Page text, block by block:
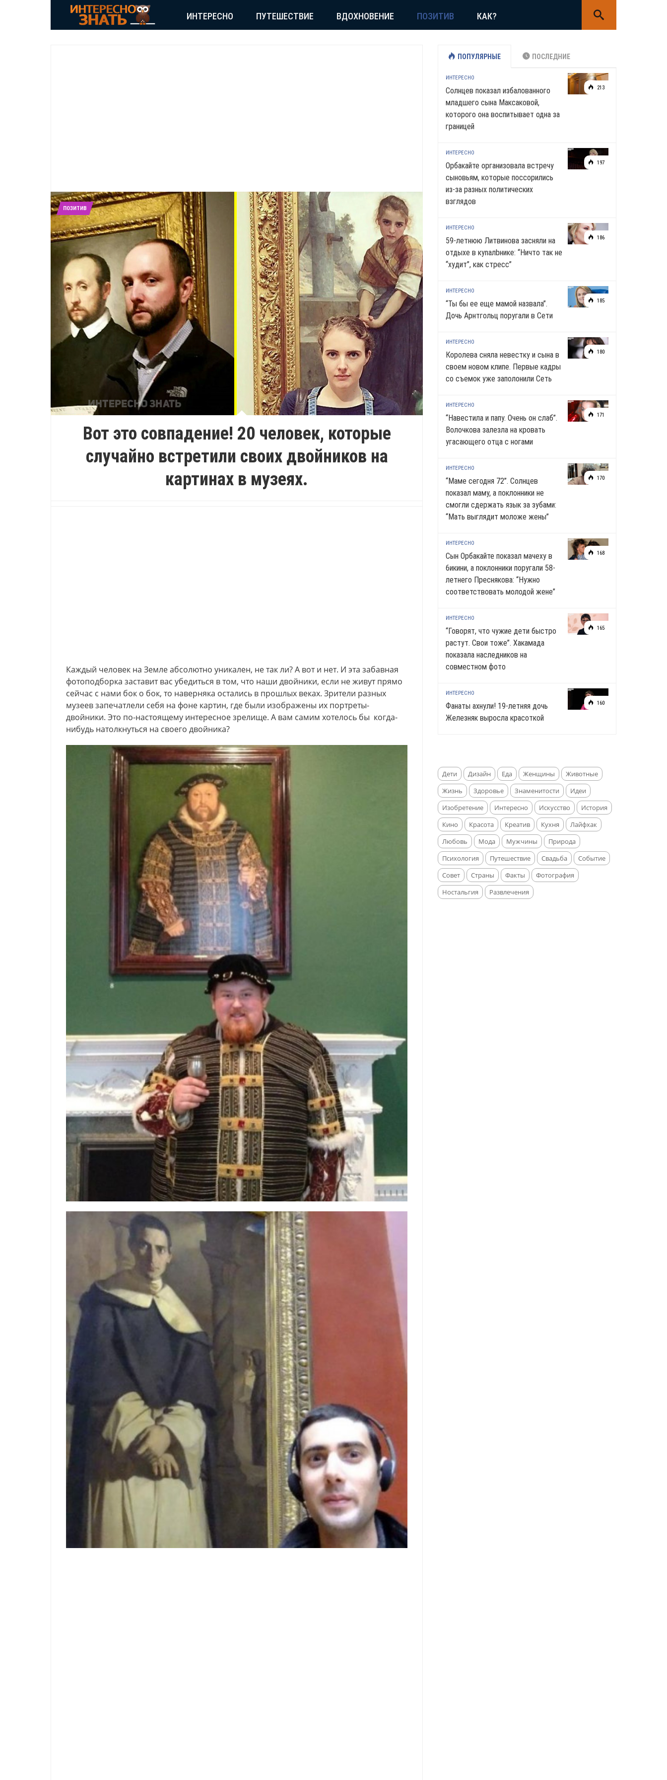
ИНТЕРЕСНО ПУТЕШЕСТВИЕ ВДОХНОВЕНИЕ ПОЗИТИВ КАК?
ПОЗИТИВ
Вот это совпадение! 20 человек, которые
случайно встретили своих двойников на
картинах в музеях.
Каждый человек на Земле абсолютно уникален, не так ли? А вот и нет. И эта забавная
фотоподборка заставит вас убедиться в том, что наши двойники, если не живут прямо
сейчас с нами бок о бок, то наверняка остались в прошлых веках. Зрители разных
музеев запечатлели себя на фоне картин, где были изображены их портреты-
двойники. Это по-настоящему интересное зрелище. А вам самим хотелось бы когда-
нибудь натолкнуться на своего двойника?
ПОПУЛЯРНЫЕ ПОСЛЕДНИЕ
213
ИНТЕРЕСНО
Солнцев показал избалованного
младшего сына Максаковой,
которого она воспитывает одна за
границей
197
ИНТЕРЕСНО
Орбакайте организовала встречу
сыновьям, которые поссорились
из-за разных политических
взглядов
186
ИНТЕРЕСНО
59-летнюю Литвинова засняли на
отдыхе в кynалbнике: “Ничто так не
“худит”, как стресс”
185
ИНТЕРЕСНО
“Ты бы ее еще мамой назвала”.
Дочь Арнтгольц поругали в Сети
180
ИНТЕРЕСНО
Королева сняла невестку и сына в
своем новом клипе. Первые кадры
со съемок уже заполонили Сеть
171
ИНТЕРЕСНО
“Навестила и папу. Очень он слаб”.
Волочкова залезла на кровать
угасающего отца с ногами
170
ИНТЕРЕСНО
“Маме сегодня 72”. Солнцев
показал маму, а поклонники не
смогли сдержать язык за зубами:
“Мать выглядит моложе жены”
168
ИНТЕРЕСНО
Сын Орбакайте показал мачеху в
6икини, а поклонники поругали 58-
летнего Преснякова: “Нужно
соответствовать молодой жене”
165
ИНТЕРЕСНО
“Говорят, что чужие дети быстро
растут. Свои тоже”. Хакамада
показала наследников на
совместном фото
160
ИНТЕРЕСНО
Фанаты ахнули! 19-летняя дочь
Железняк выросла красоткой
Дети Дизайн Еда Женщины
Животные
Жизнь
Здоровье Знаменитости
Идеи
Изобретение
Интересно Искусство
История
Кино
Красота Креатив Кухня
Лайфхак
Любовь
Мода Мужчины
Природа
Психология
Путешествие Свадьба
Событие
Совет
Страны Факты
Фотография
Ностальгия
Развлечения